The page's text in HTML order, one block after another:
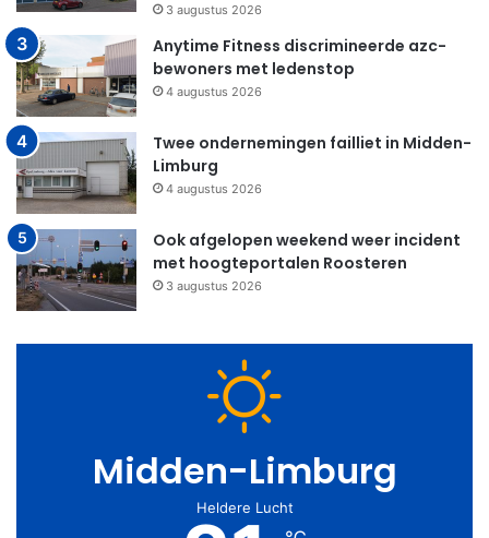
3 augustus 2026
Anytime Fitness discrimineerde azc-
bewoners met ledenstop
4 augustus 2026
Twee ondernemingen failliet in Midden-
Limburg
4 augustus 2026
Ook afgelopen weekend weer incident
met hoogteportalen Roosteren
3 augustus 2026
Midden-Limburg
Heldere Lucht